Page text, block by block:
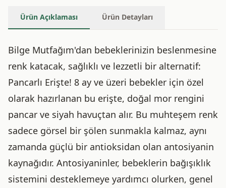
Ürün Açıklaması Ürün Detayları
Bilge Mutfağım'dan bebeklerinizin beslenmesine
renk katacak, sağlıklı ve lezzetli bir alternatif:
Pancarlı Erişte! 8 ay ve üzeri bebekler için özel
olarak hazırlanan bu erişte, doğal mor rengini
pancar ve siyah havuçtan alır. Bu muhteşem renk
sadece görsel bir şölen sunmakla kalmaz, aynı
zamanda güçlü bir antioksidan olan antosiyanin
kaynağıdır. Antosiyaninler, bebeklerin bağışıklık
sistemini desteklemeye yardımcı olurken, genel